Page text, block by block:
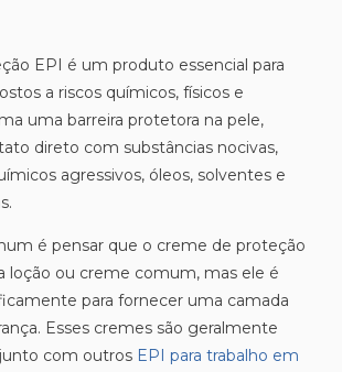
EPI é um produto essencial para
a riscos químicos, físicos e
uma barreira protetora na pele,
direto com substâncias nocivas,
agressivos, óleos, solventes e
é pensar que o creme de proteção
loção ou creme comum, mas ele é
para fornecer uma camada
Esses cremes são geralmente
com outros EPI para trabalho em